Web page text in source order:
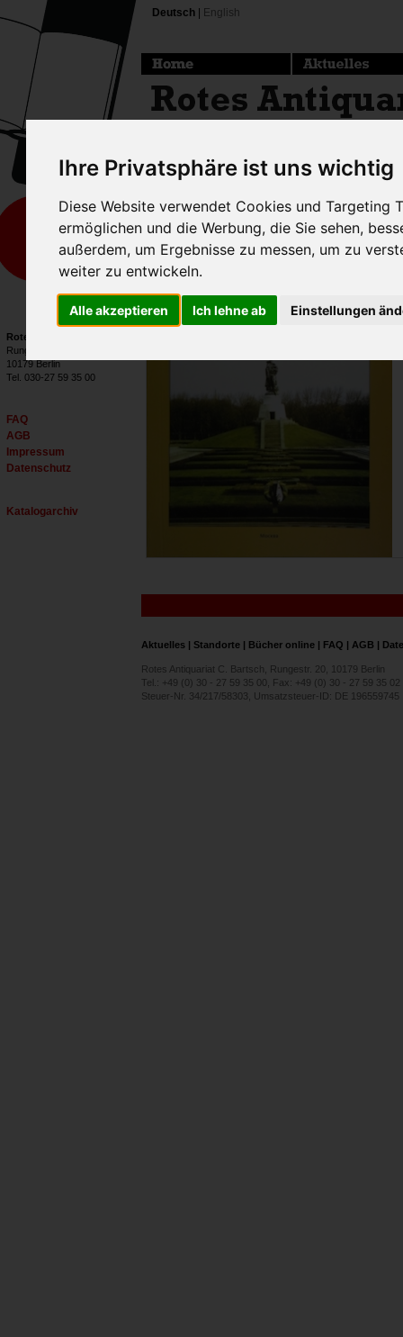
Ihre Privatsphäre ist uns wichtig
Diese Website verwendet Cookies und Targeting
ermöglichen und die Werbung, die Sie sehen,
außerdem, um Ergebnisse zu messen, um zu
weiter zu entwickeln.
Alle akzeptieren Ich lehne ab Einstellungen
Rotes Antiquariat
Rungestraße 20
10179 Berlin
Tel. 030-27 59 35 00
FAQ
AGB
Impressum
Datenschutz
Katalogarchiv
Deutsch English
Aktuelles | Standorte | Bücher online | FAQ | AGB |
Rotes Antiquariat C. Bartsch, Rungestr. 20, 10179 Berlin
Tel.: +49 (0) 30 - 27 59 35 00, Fax: +49 (0) 30 - 27 59 35 02
Steuer-Nr. 34/217/58303, Umsatzsteuer-ID: DE 196559745